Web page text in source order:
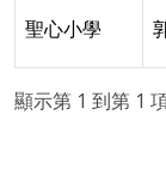
聖心小學
顯示第 1 到第 1